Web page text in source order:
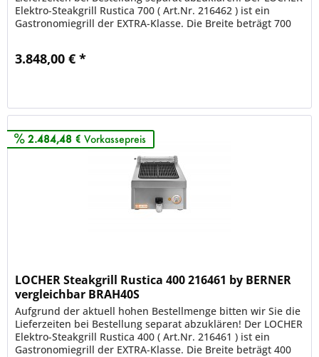
Elektro-Steakgrill Rustica 700 ( Art.Nr. 216462 ) ist ein
Gastronomiegrill der EXTRA-Klasse. Die Breite beträgt 700
3.848,00 € *
2.484,48 € Vorkassepreis
LOCHER Steakgrill Rustica 400 216461 by BERNER
vergleichbar BRAH40S
Aufgrund der aktuell hohen Bestellmenge bitten wir Sie die
Lieferzeiten bei Bestellung separat abzuklären! Der LOCHER
Elektro-Steakgrill Rustica 400 ( Art.Nr. 216461 ) ist ein
Gastronomiegrill der EXTRA-Klasse. Die Breite beträgt 400